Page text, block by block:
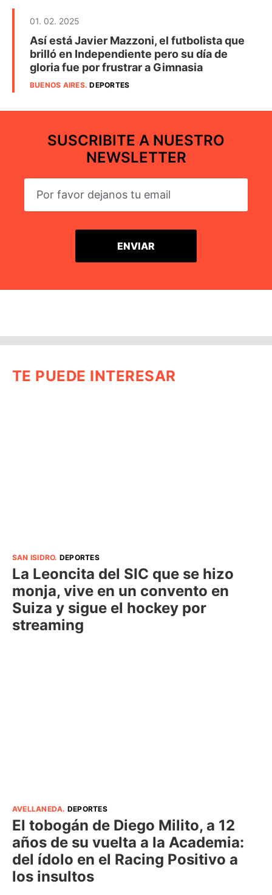
01. 02. 2025
Así está Javier Mazzoni, el futbolista que
brilló en Independiente pero su día de
gloria fue por frustrar a Gimnasia
BUENOS AIRES.DEPORTES
SUSCRIBITE A NUESTRO
NEWSLETTER
TE PUEDE INTERESAR
SAN ISIDRO. DEPORTES
La Leoncita del SIC que se hizo
monja, vive en un convento en
Suiza y sigue el hockey por
streaming
AVELLANEDA. DEPORTES
El tobogán de Diego Milito, a 12
años de su vuelta a la Academia:
del ídolo en el Racing Positivo a
los insultos